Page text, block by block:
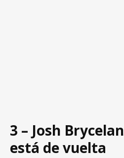
3 – Josh
está de vuelta